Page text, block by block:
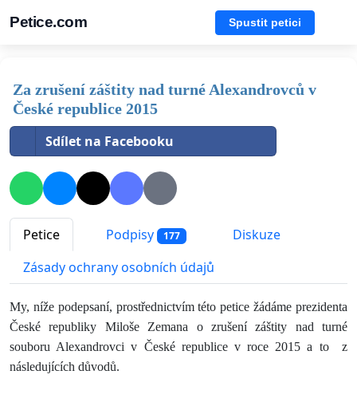
Petice.com Spustit petici
Za zrušení záštity nad turné Alexandrovců v
České republice 2015
Sdílet na Facebooku
Petice Podpisy 177
Diskuze
Zásady ochrany osobních údajů
My, níže podepsaní, prostřednictvím této petice žádáme prezidenta
České republiky Miloše Zemana o zrušení záštity nad turné
souboru Alexandrovci v České republice v roce 2015 a to z
následujících důvodů.